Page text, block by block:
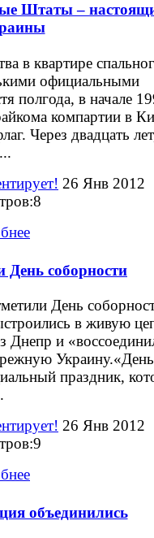
Штаты –
в квартире
официальными
полгода, в начале
компартии в
Через двадцать
26 Янв 2012
День соборности
День
в живую
Днепр и
Украину.«День
праздник,
26 Янв 2012
объединились